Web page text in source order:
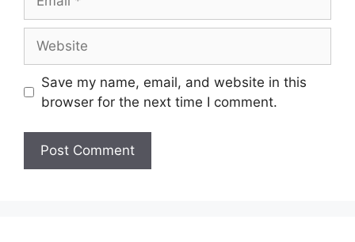
Save my name, email, and website in this
browser for the next time I comment.